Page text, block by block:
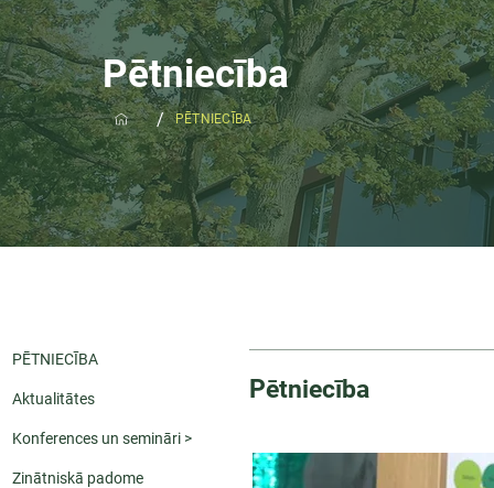
Pētniecība
/ PĒTNIECĪBA
PĒTNIECĪBA
Aktualitātes
Konferences un semināri >
Zinātniskā padome
Pētniecība